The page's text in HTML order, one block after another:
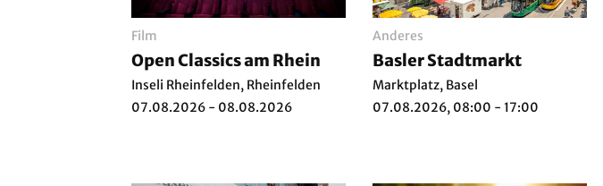
Film
Open Classics am Rhein
Inseli Rheinfelden, Rheinfelden
07.08.2026 - 08.08.2026
Anderes
Basler Stadtmarkt
Marktplatz, Basel
07.08.2026, 08:00 - 17:00